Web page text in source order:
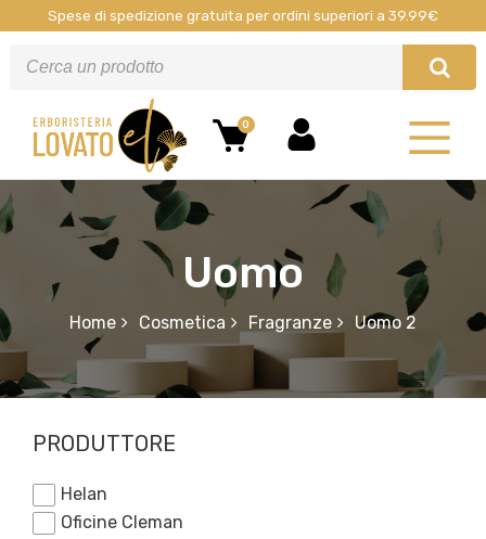
Spese di spedizione gratuita per ordini superiori a 39.99€
0
Uomo
Home Cosmetica Fragranze Uomo 2
PRODUTTORE
Helan
Oficine Cleman